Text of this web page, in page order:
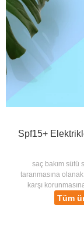
Spf15+
saç bakım sütü
taranmasına
karşı
güneşin
Tüm